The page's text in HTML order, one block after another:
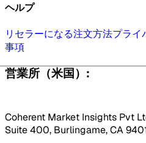
ヘルプ
リセラーになる注文方法プライ
事項
営業所（米国）:
Coherent Market Insights Pvt
Suite 400, Burlingame, CA